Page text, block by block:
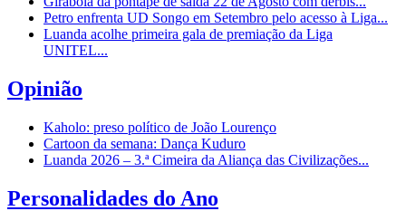
Petro enfrenta UD Songo em Setembro pelo acesso à Liga...
Luanda acolhe primeira gala de premiação da Liga
UNITEL...
Opinião
Kaholo: preso político de João Lourenço
Cartoon da semana: Dança Kuduro
Luanda 2026 – 3.ª Cimeira da Aliança das Civilizações...
Personalidades do Ano